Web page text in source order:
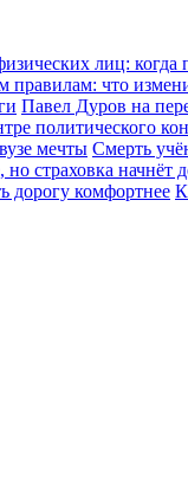
лиц:
что
Павел Дуров на
политического
мечты Смерть
страховка начнёт
дорогу комфортнее